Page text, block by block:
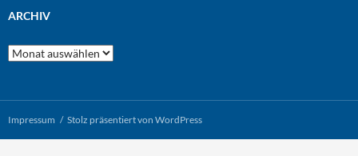
ARCHIV
Archiv
Impressum Stolz präsentiert von WordPress